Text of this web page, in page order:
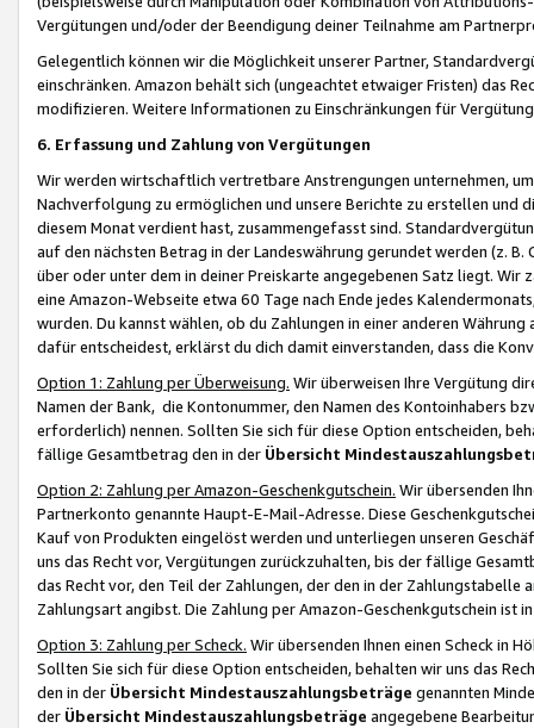
Vergütungen und/oder der Beendigung deiner Teilnahme am
Gelegentlich können wir die Möglichkeit unserer Partner,
einschränken. Amazon behält sich (ungeachtet etwaiger Fristen) das
modifizieren. Weitere Informationen zu Einschränkungen für
6. Erfassung und Zahlung von Vergütungen
Wir werden wirtschaftlich vertretbare Anstrengungen unternehmen,
Nachverfolgung zu ermöglichen und unsere Berichte zu erstellen und
diesem Monat verdient hast, zusammengefasst sind.
auf den nächsten Betrag in der Landeswährung gerundet werden (z.
über oder unter dem in deiner Preiskarte angegebenen Satz liegt.
eine Amazon-Webseite etwa 60 Tage nach Ende jedes
wurden. Du kannst wählen, ob du Zahlungen in einer anderen
dafür entscheidest, erklärst du dich damit einverstanden, dass die
Option 1: Zahlung per Überweisung. Wir überweisen Ihre Vergütung
Namen der Bank, die Kontonummer, den Namen des Kontoinhabers
erforderlich) nennen. Sollten Sie sich für diese Option entscheiden,
fällige Gesamtbetrag den in der Übersicht
Option 2: Zahlung per Amazon-Geschenkgutschein. Wir übersenden
Partnerkonto genannte Haupt-E-Mail-Adresse. Diese
Kauf von Produkten eingelöst werden und unterliegen unseren
uns das Recht vor, Vergütungen zurückzuhalten, bis der fällige
das Recht vor, den Teil der Zahlungen, der den in der
Zahlungsart angibst. Die Zahlung per Amazon-Geschenkgutschein ist
Option 3: Zahlung per Scheck. Wir übersenden Ihnen einen Scheck in
Sollten Sie sich für diese Option entscheiden, behalten wir uns das
den in der Übersicht Mindestauszahlungsbeträge genannten
der Übersicht Mindestauszahlungsbeträge angegebene